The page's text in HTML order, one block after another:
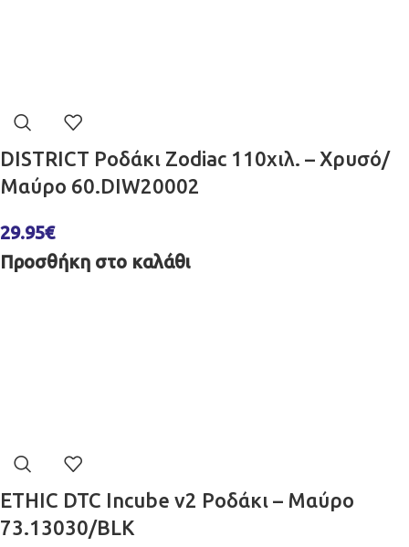
DISTRICT Ροδάκι Zodiac 110χιλ. – Χρυσό/
Μαύρο 60.DIW20002
29.95€
Προσθήκη στο καλάθι
ETHIC DTC Incube v2 Ροδάκι – Μαύρο
73.13030/BLK